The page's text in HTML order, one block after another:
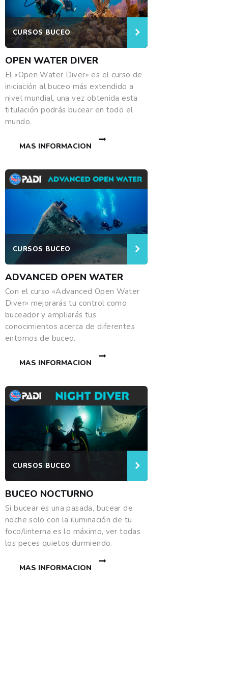
CURSOS BUCEO
OPEN WATER DIVER
El «Open Water Diver» es el curso de
iniciación al buceo más extendido a
nivel mundial, una vez obtenida esta
titulación podrás bucear en todo el
mundo.
MAS INFORMACION
CURSOS BUCEO
ADVANCED OPEN WATER
Con el curso «Advanced Open Water
Diver» mejorarás tu control como
buceador y ampliarás tus
conocimientos acerca de diferentes
entornos de buceo.
MAS INFORMACION
CURSOS BUCEO
BUCEO NOCTURNO
Si bucear es una pasada, bucear de
noche solo con la iluminación de tu
foco/linterna es lo máximo, ver todas
los peces quietos durmiendo.
MAS INFORMACION